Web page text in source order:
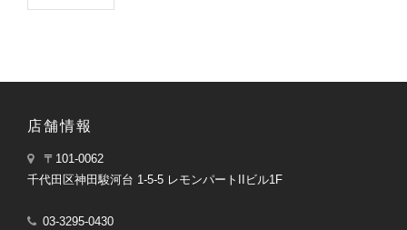
店舗情報
〒101-0062
千代田区神田駿河台 1-5-5 レモンパートIIビル1F
03-3295-0430